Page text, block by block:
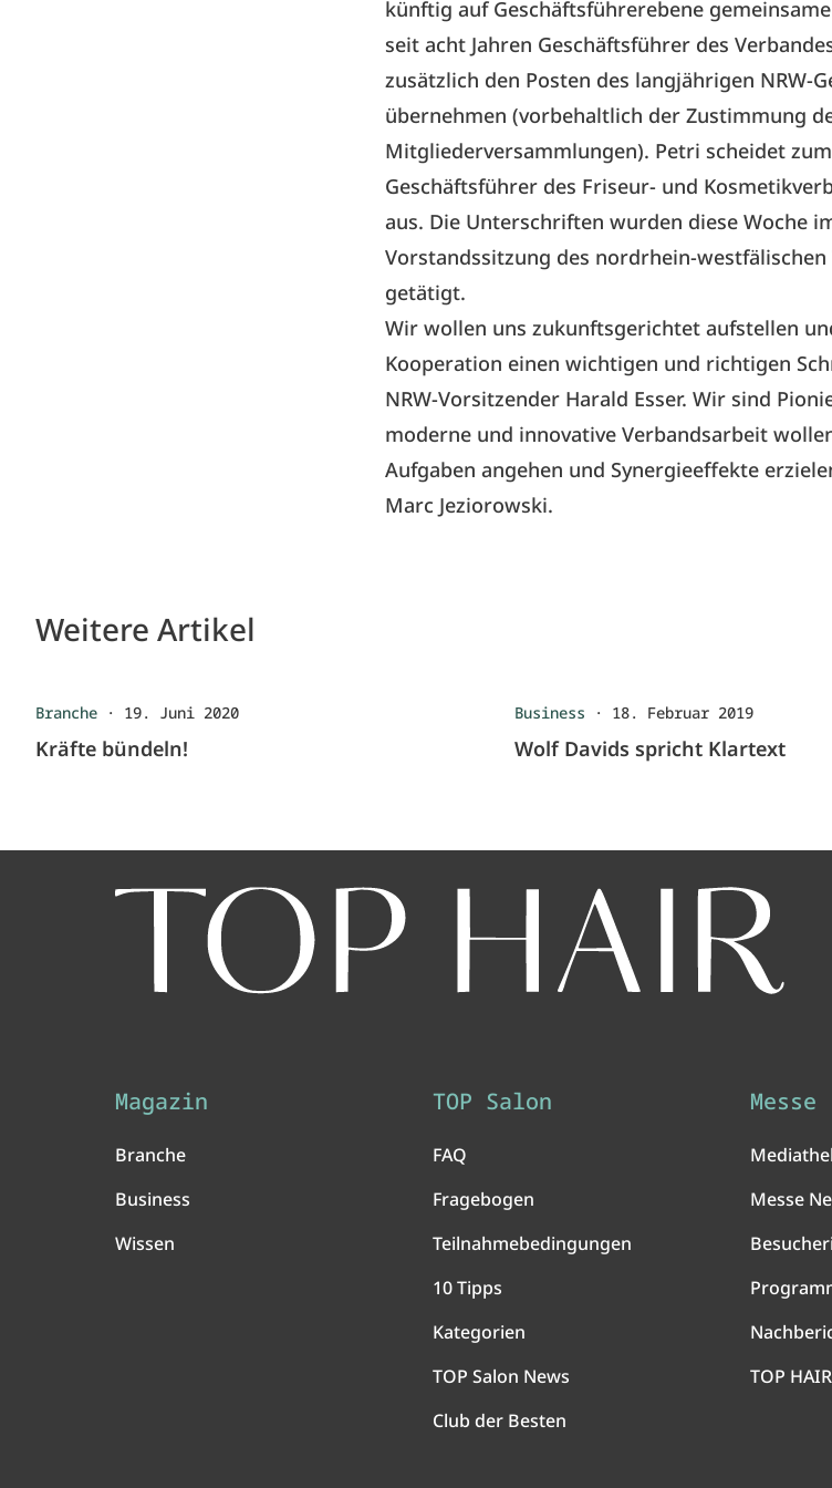
künftig auf Geschäftsführerebene
seit acht Jahren Geschäftsführer des
zusätzlich den Posten des langjährigen NRW-
übernehmen (vorbehaltlich der Zustimmung
Mitgliederversammlungen). Petri scheidet zum
Geschäftsführer des Friseur- und
aus. Die Unterschriften wurden diese Woche
Vorstandssitzung des nordrhein-
getätigt.
Wir wollen uns zukunftsgerichtet aufstellen
Kooperation einen wichtigen und richtigen
NRW-Vorsitzender Harald Esser. Wir sind
moderne und innovative Verbandsarbeit
Aufgaben angehen und Synergieeffekte
Marc Jeziorowski.
Weitere Artikel
Branche · 19. Juni 2020
Kräfte bündeln!
Business · 18. Februar 2019
Wolf Davids spricht Klartext
Magazin
Branche
Business
Wissen
TOP Salon
FAQ
Fragebogen
Teilnahmebedingungen
10 Tipps
Kategorien
TOP Salon News
Club der Besten
Messe
Messe
TOP